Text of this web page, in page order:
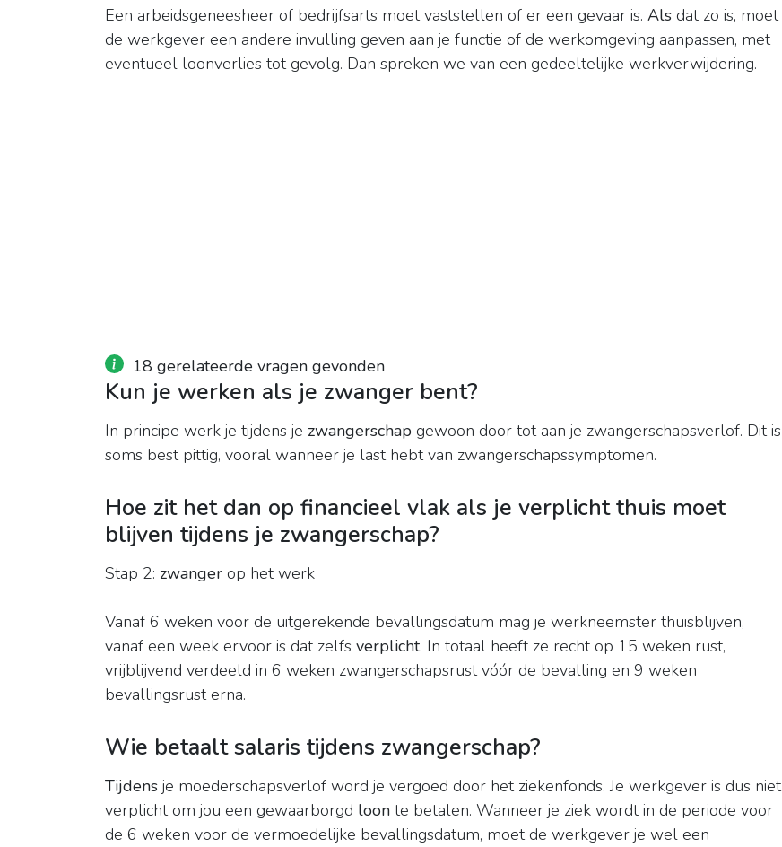
Een arbeidsgeneesheer of bedrijfsarts moet vaststellen of er een gevaar is. Als dat zo is, moet
de werkgever een andere invulling geven aan je functie of de werkomgeving aanpassen, met
eventueel loonverlies tot gevolg. Dan spreken we van een gedeeltelijke werkverwijdering.
18 gerelateerde vragen gevonden
Kun je werken als je zwanger bent?
In principe werk je tijdens je zwangerschap gewoon door tot aan je zwangerschapsverlof. Dit is
soms best pittig, vooral wanneer je last hebt van zwangerschapssymptomen.
Hoe zit het dan op financieel vlak als je verplicht thuis moet
blijven tijdens je zwangerschap?
Stap 2: zwanger op het werk
Vanaf 6 weken voor de uitgerekende bevallingsdatum mag je werkneemster thuisblijven,
vanaf een week ervoor is dat zelfs verplicht. In totaal heeft ze recht op 15 weken rust,
vrijblijvend verdeeld in 6 weken zwangerschapsrust vóór de bevalling en 9 weken
bevallingsrust erna.
Wie betaalt salaris tijdens zwangerschap?
Tijdens je moederschapsverlof word je vergoed door het ziekenfonds. Je werkgever is dus niet
verplicht om jou een gewaarborgd loon te betalen. Wanneer je ziek wordt in de periode voor
de 6 weken voor de vermoedelijke bevallingsdatum, moet de werkgever je wel een